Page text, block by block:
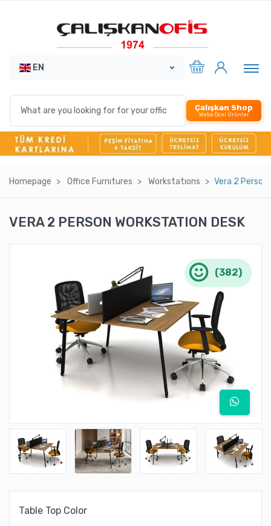
EN
Çalışkan Shop
Webe Özel Ürünler
Homepage Offıce Furnıtures Workstatıons Vera 2 Person
VERA 2 PERSON WORKSTATION DESK
(382)
Table Top Color